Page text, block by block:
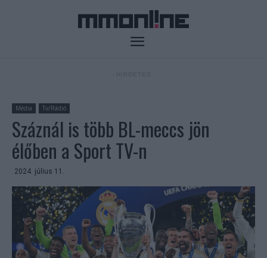
Média Tv/Rádió
Száznál is több BL-meccs jön
élőben a Sport TV-n
2024. július 11.